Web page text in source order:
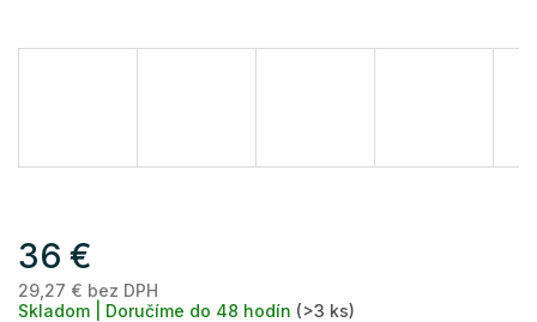
36 €
29,27 € bez DPH
Skladom | Doručíme do 48 hodín (>3 ks)